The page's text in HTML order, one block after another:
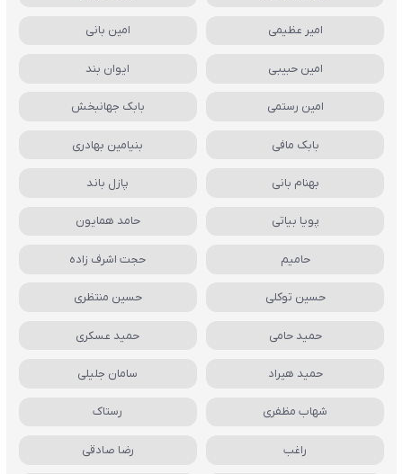
امیر عظیمی امین بانی
امین حبیبی ایوان بند
امین رستمی بابک جهانبخش
بابک مافی بنیامین بهادری
بهنام بانی پازل باند
پویا بیاتی حامد همایون
حامیم حجت اشرف زاده
حسین توکلی حسین منتظری
حمید حامی حمید عسکری
حمید هیراد سامان جلیلی
شهاب مظفری رستاک
راغب رضا صادقی